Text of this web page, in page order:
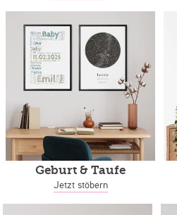
Geburt & Taufe
Jetzt stöbern